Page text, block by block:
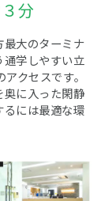
分
大のターミナ
学しやすい立
クセスです。
奥に入った閑静
には最適な環